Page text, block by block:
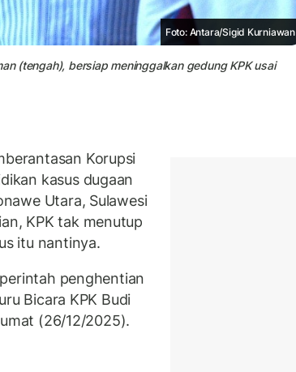
Foto: Antara/Sigid Kurniawan
(tengah), bersiap meninggalkan gedung KPK usai
Korupsi
kasus dugaan
Utara, Sulawesi
KPK tak menutup
itu nantinya.
penghentian
Bicara KPK Budi
(26/12/2025).